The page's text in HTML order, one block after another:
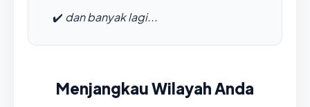
✔️ dan banyak lagi...
Menjangkau Wilayah Anda